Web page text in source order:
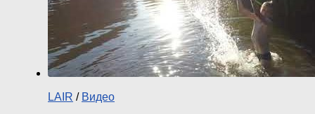
LAIR / Видео